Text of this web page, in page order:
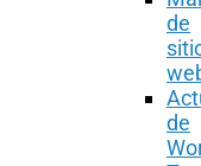
de
de